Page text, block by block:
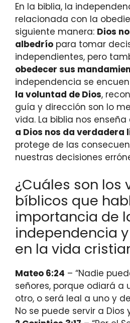
En la biblia, la
relacionada con la
siguiente manera: Dios
albedrío para tomar
independientes, pero
obedecer sus
independencia se
la voluntad de Dios,
guía y dirección son lo
vida. La biblia nos enseña
a Dios nos da verdadera
protege de las
nuestras decisiones
¿Cuáles son los
bíblicos que
importancia de
independencia
en la vida
Mateo 6:24 – “Nadie
señores, porque odiará a
otro, o será leal a uno y
No se puede servir a Dios